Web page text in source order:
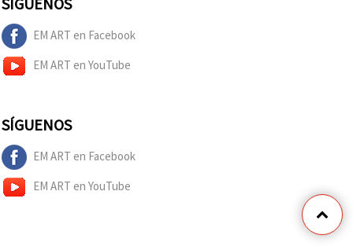
EM ART en Facebook
EM ART en YouTube
SÍGUENOS
EM ART en Facebook
EM ART en YouTube